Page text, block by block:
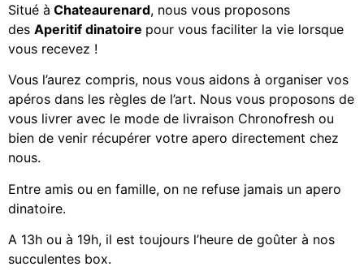
Situé à Chateaurenard, nous vous proposons
des Aperitif dinatoire pour vous faciliter la vie lorsque
vous recevez !
Vous l’aurez compris, nous vous aidons à organiser vos
apéros dans les règles de l’art. Nous vous proposons de
vous livrer avec le mode de livraison Chronofresh ou
bien de venir récupérer votre apero directement chez
nous.
Entre amis ou en famille, on ne refuse jamais un apero
dinatoire.
A 13h ou à 19h, il est toujours l’heure de goûter à nos
succulentes box.